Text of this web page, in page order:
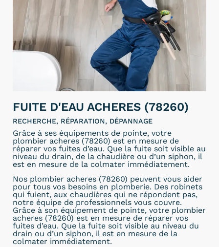
FUITE D'EAU ACHERES (78260)
RECHERCHE, RÉPARATION, DÉPANNAGE
Grâce à ses équipements de pointe, votre
plombier acheres (78260) est en mesure de
réparer vos fuites d’eau. Que la fuite soit visible au
niveau du drain, de la chaudière ou d’un siphon, il
est en mesure de la colmater immédiatement.
Nos plombier acheres (78260) peuvent vous aider
pour tous vos besoins en plomberie. Des robinets
qui fuient, aux chaudières qui ne répondent pas,
notre équipe de professionnels vous couvre.
Grâce à son équipement de pointe, votre plombier
acheres (78260) est en mesure de réparer vos
fuites d’eau. Que la fuite soit visible au niveau du
drain ou d’un siphon, il est en mesure de la
colmater immédiatement.